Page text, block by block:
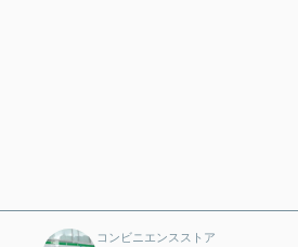
コンビニエンスストア